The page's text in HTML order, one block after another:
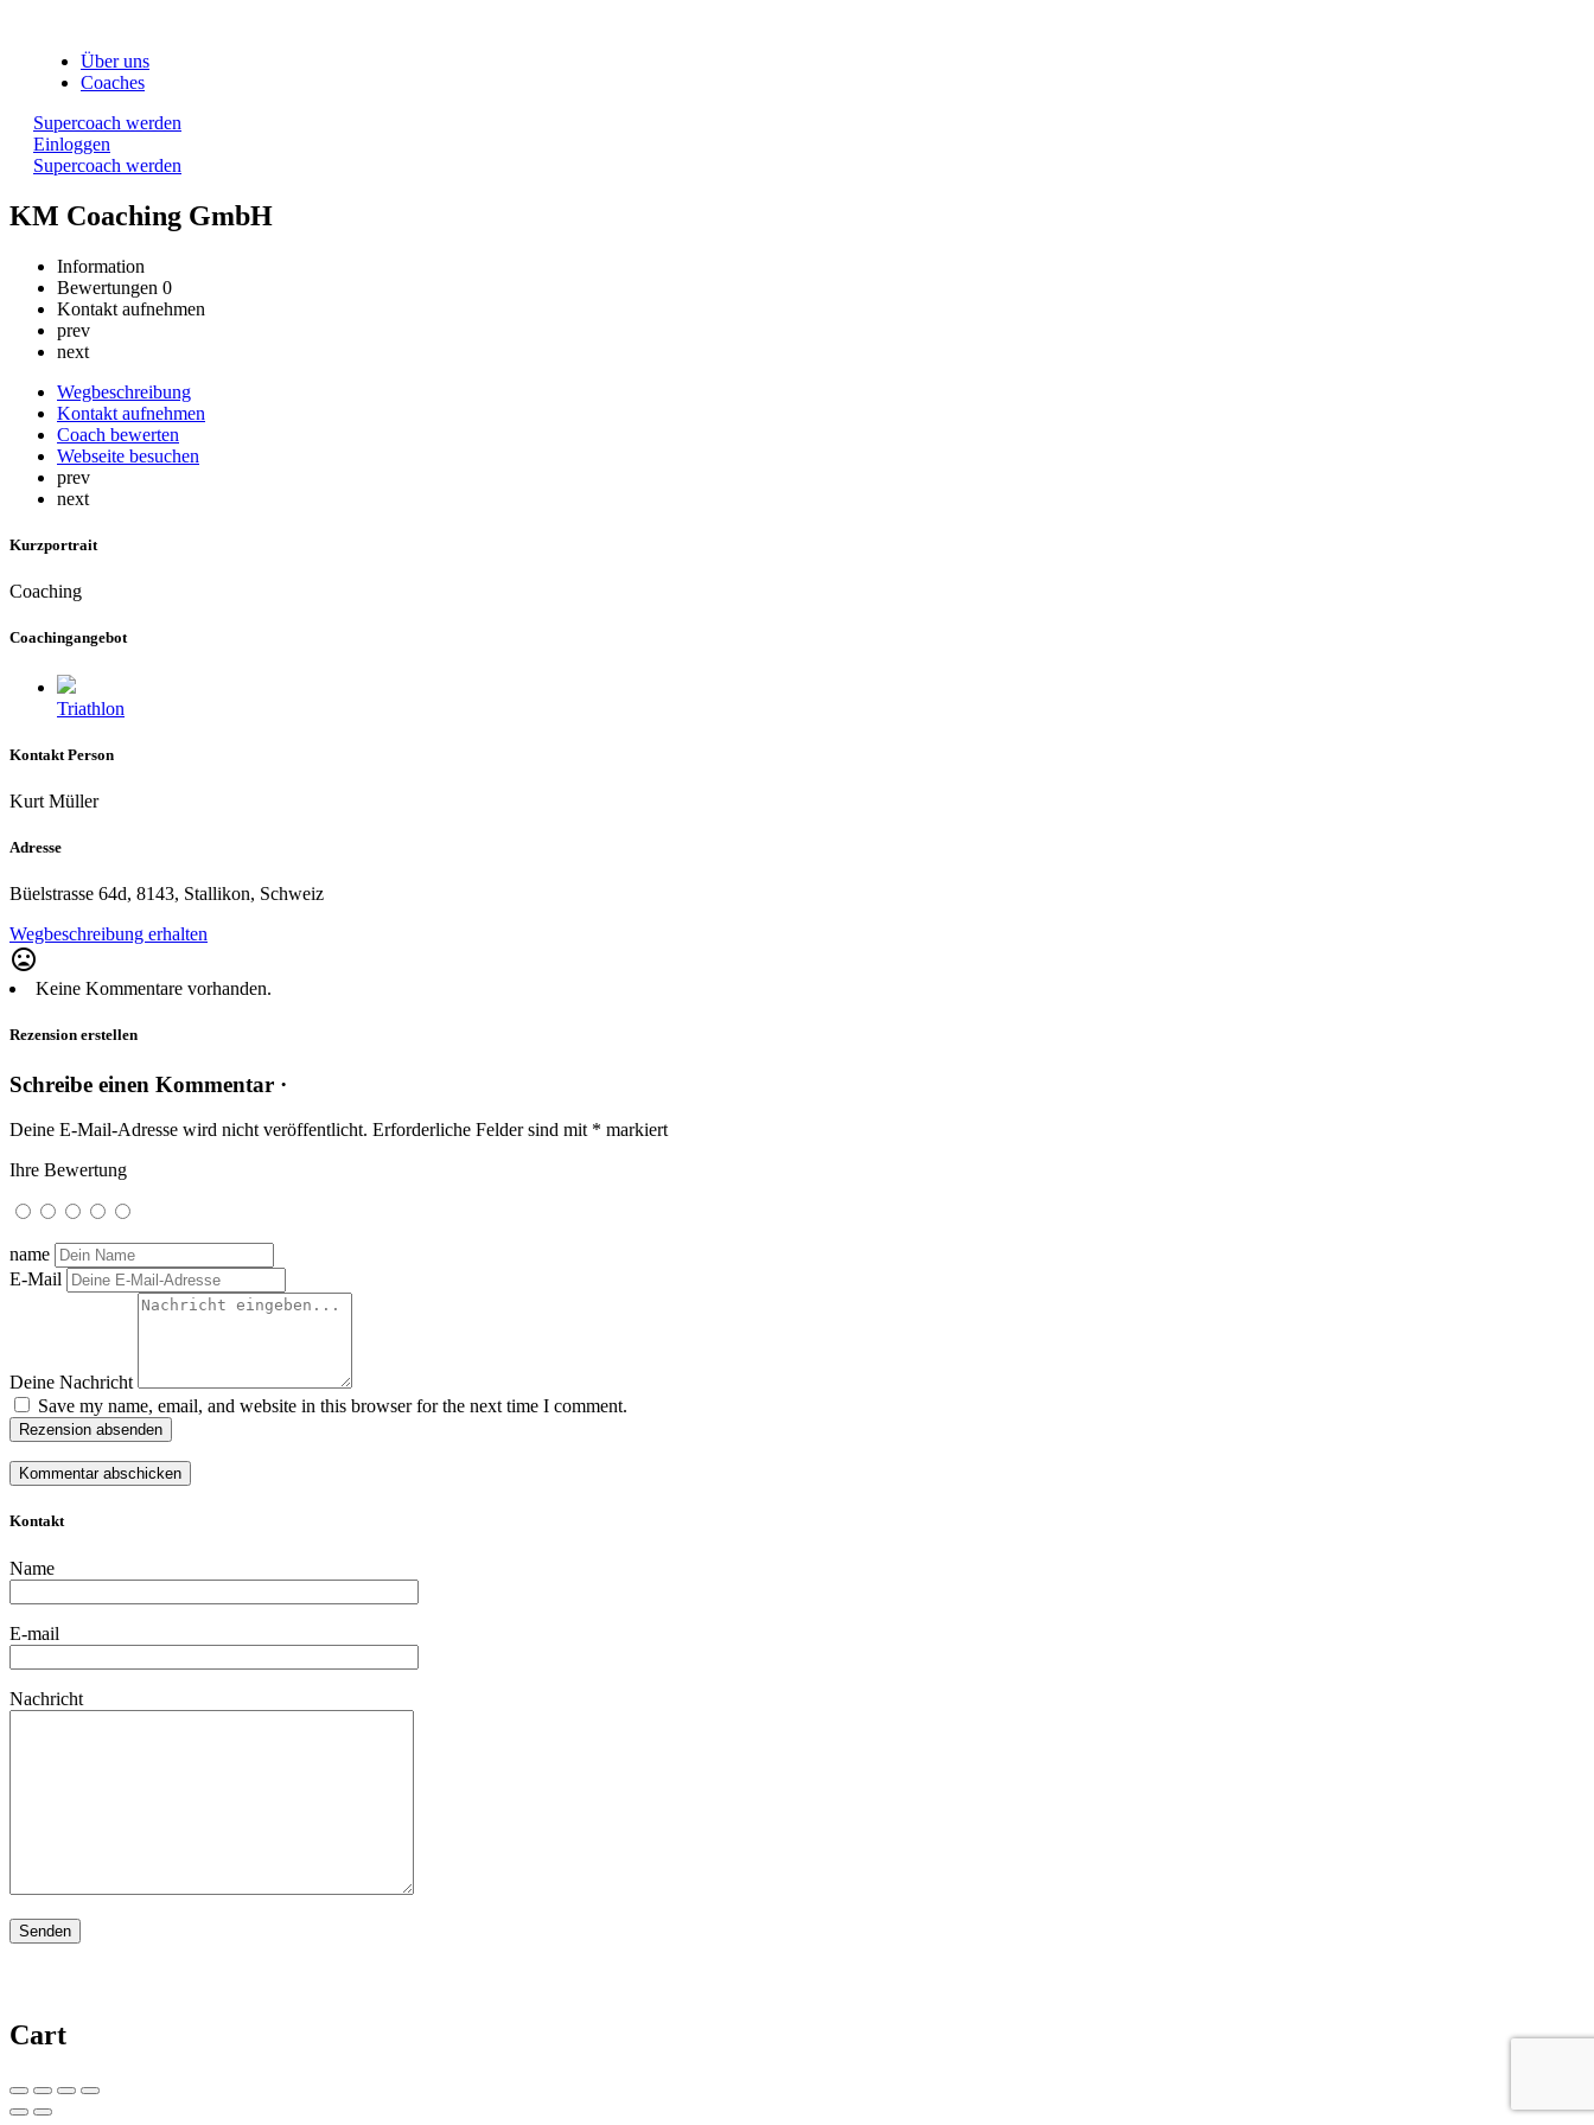
Über uns
Coaches
Supercoach werden
Einloggen
Supercoach werden
KM Coaching GmbH
Information
Bewertungen 0
Kontakt aufnehmen
prev
next
Wegbeschreibung
Kontakt aufnehmen
Coach bewerten
Webseite besuchen
prev
next
Kurzportrait
Coaching
Coachingangebot
Triathlon
Kontakt Person
Kurt Müller
Adresse
Büelstrasse 64d, 8143, Stallikon, Schweiz
Wegbeschreibung erhalten
mood_bad
Keine Kommentare vorhanden.
Rezension erstellen
Schreibe einen Kommentar ·
Deine E-Mail-Adresse wird nicht veröffentlicht. Erforderliche Felder sind mit * markiert
Ihre Bewertung
name
E-Mail
Deine Nachricht
Save my name, email, and website in this browser for the next time I comment.
Rezension absenden
Kontakt
Name
E-mail
Nachricht
Cart